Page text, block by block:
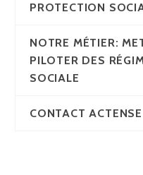
PROTECTION
NOTRE MÉTIER:
PILOTER DES
SOCIALE
CONTACT ACTENSE